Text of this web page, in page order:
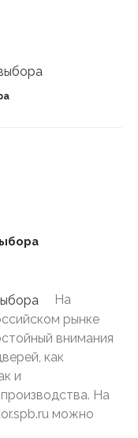
На
рынке
внимания
как
и
На
можно